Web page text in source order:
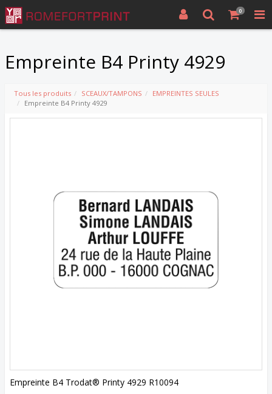
0
Empreinte B4 Printy 4929
Tous les produits SCEAUX/TAMPONS
EMPREINTES SEULES
Empreinte B4 Printy 4929
Empreinte B4 Trodat® Printy 4929 R10094